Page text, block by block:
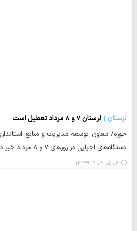
لرستان
لرستان ۷ و ۸ مرداد تعطیل است
حوزه/ معاون توسعه مدیریت و منابع
دستگاه‌های اجرایی در روزهای ۷ و ۸ مرداد خبر داد.
۱۴۰۴-۰۵-۰۶ ۱۴:۳۹